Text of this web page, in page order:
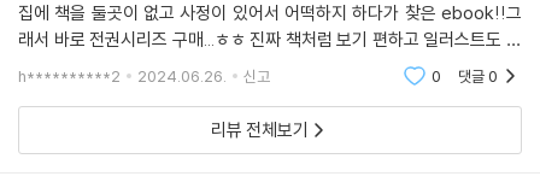
집에 책을 둘곳이 없고 사정이 있어서 어떡하지 하다가 찾은 ebook!!그
래서 바로 전권시리즈 구매...ㅎㅎ 진짜 책처럼 보기 편하고 일러스트도 다
있고 진짜 라노벨 같은 그리고 최대 장점 - 폰만 있으면 어디서든 읽을 수
h**********2 2024.06.26. 신고 0 댓글0
리뷰 전체보기